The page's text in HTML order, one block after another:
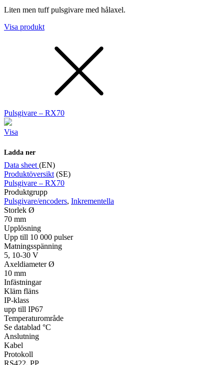
Liten men tuff pulsgivare med hålaxel.
Visa produkt
Pulsgivare – RX70
Visa
Ladda ner
Data sheet (EN)
Produktöversikt (SE)
Pulsgivare – RX70
Produktgrupp
Pulsgivare/encoders, Inkrementella
Storlek Ø
70 mm
Upplösning
Upp till 10 000 pulser
Matningsspänning
5, 10-30 V
Axeldiameter Ø
10 mm
Infästningar
Kläm fläns
IP-klass
upp till IP67
Temperaturområde
Se datablad °C
Anslutning
Kabel
Protokoll
RS422, PP